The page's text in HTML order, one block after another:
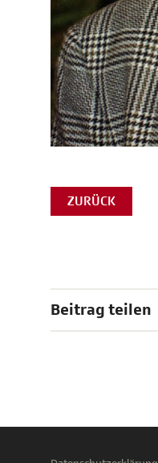
ZURÜCK
Beitrag teilen